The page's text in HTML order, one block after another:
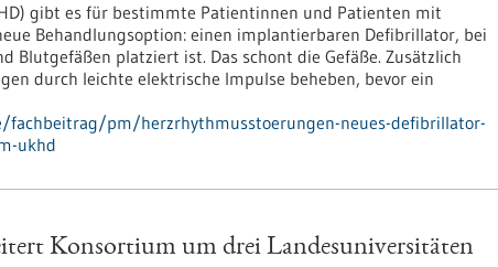
gibt es für bestimmte Patientinnen und Patienten mit
Behandlungsoption: einen implantierbaren Defibrillator, bei
Blutgefäßen platziert ist. Das schont die Gefäße. Zusätzlich
durch leichte elektrische Impulse beheben, bevor ein
pm/herzrhythmusstoerungen-neues-defibrillator-
ukhd
Konsortium um drei Landesuniversitäten